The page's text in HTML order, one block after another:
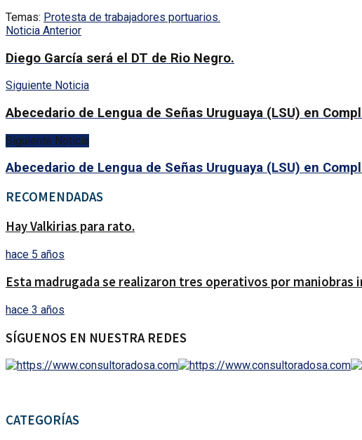
Temas: Protesta de trabajadores portuarios.
Noticia Anterior
Diego García será el DT de Rio Negro.
Siguiente Noticia
Abecedario de Lengua de Señas Uruguaya (LSU) en
Siguiente Noticia
Abecedario de Lengua de Señas Uruguaya (LSU) en
RECOMENDADAS
Hay Valkirias para rato.
hace 5 años
Esta madrugada se realizaron tres operativos por maniobras
hace 3 años
SÍGUENOS EN NUESTRA REDES
CATEGORÍAS